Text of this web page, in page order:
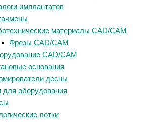
имплантатов
материалы CAD/CAM
Фрезы CAD/CAM
CAD/CAM
основания
десны
для оборудования
лотки